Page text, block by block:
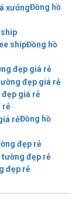
Đồng hồ
Đồng hồ
đẹp giá rẻ
đẹp giá rẻ
rẻ
Đồng hồ
đẹp rẻ
đẹp rẻ